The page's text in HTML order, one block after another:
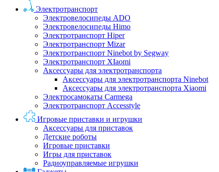
Электротранспорт
Электровелосипеды ADO
Электровелосипеды Himo
Электротранспорт Hiper
Электротранспорт Mizar
Электротранспорт Ninebot by Segway
Электротранспорт XIaomi
Аксессуары для электротранспорта
Аксессуары для электротранспорта Ninebot
Аксессуары для электротранспорта Xiaomi
Электросамокаты Carmega
Электротранспорт Accesstyle
Игровые приставки и игрушки
Аксессуары для приставок
Детские роботы
Игровые приставки
Игры для приставок
Радиоуправляемые игрушки